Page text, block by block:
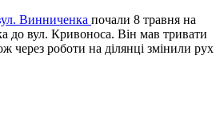
Винниченка почали 8 травня на
до вул. Кривоноса. Він мав тривати
через роботи на ділянці змінили рух